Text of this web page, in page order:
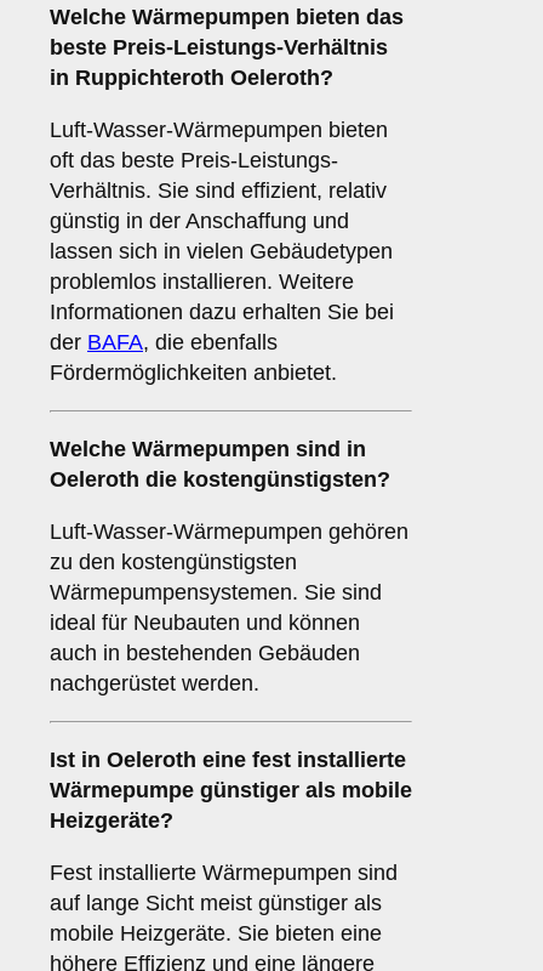
Welche Wärmepumpen bieten das
beste Preis-Leistungs-Verhältnis
in Ruppichteroth Oeleroth?
Luft-Wasser-Wärmepumpen bieten
oft das beste Preis-Leistungs-
Verhältnis. Sie sind effizient, relativ
günstig in der Anschaffung und
lassen sich in vielen Gebäudetypen
problemlos installieren. Weitere
Informationen dazu erhalten Sie bei
der BAFA, die ebenfalls
Fördermöglichkeiten anbietet.
Welche Wärmepumpen sind in
Oeleroth die kostengünstigsten?
Luft-Wasser-Wärmepumpen gehören
zu den kostengünstigsten
Wärmepumpensystemen. Sie sind
ideal für Neubauten und können
auch in bestehenden Gebäuden
nachgerüstet werden.
Ist in Oeleroth eine fest installierte
Wärmepumpe günstiger als mobile
Heizgeräte?
Fest installierte Wärmepumpen sind
auf lange Sicht meist günstiger als
mobile Heizgeräte. Sie bieten eine
höhere Effizienz und eine längere